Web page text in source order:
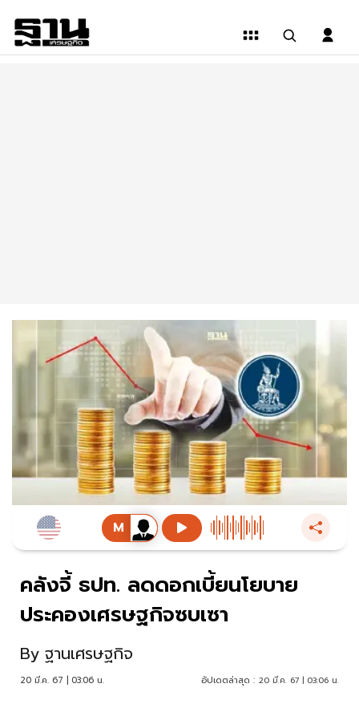
คลังจี้ ธปท. ลดดอกเบี้ยนโยบาย
ประคองเศรษฐกิจซบเซา
By ฐานเศรษฐกิจ
20 มี.ค. 67 | 03:06 น. อัปเดตล่าสุด : 20 มี.ค. 67 | 03:06 น.